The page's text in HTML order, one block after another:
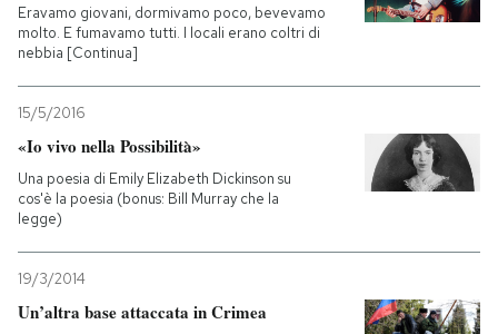
Eravamo giovani, dormivamo poco, bevevamo
molto. E fumavamo tutti. I locali erano coltri di
nebbia [Continua]
15/5/2016
«Io vivo nella Possibilità»
Una poesia di Emily Elizabeth Dickinson su
cos'è la poesia (bonus: Bill Murray che la
legge)
19/3/2014
Un’altra base attaccata in Crimea